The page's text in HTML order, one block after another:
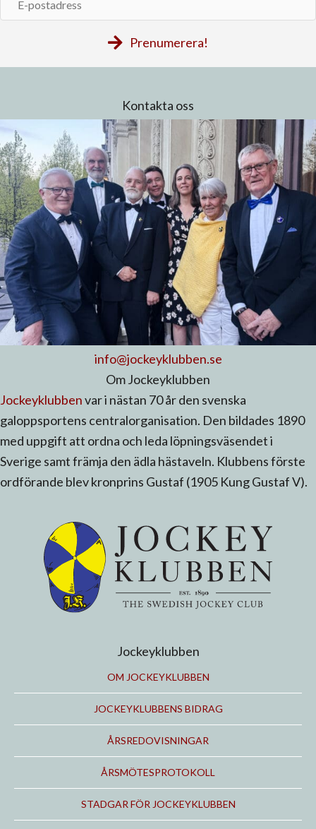
postadress
Prenumerera!
Kontakta oss
info@jockeyklubben.se
Om Jockeyklubben
Jockeyklubbenvar i nästan 70 år den svenska
galoppsportens centralorganisation. Den bildades 1890
med uppgift att ordna och leda löpningsväsendet i
Sverige samt främja den ädla hästaveln. Klubbens förste
ordförande blev kronprins Gustaf (1905 Kung Gustaf V).
Jockeyklubben
OM JOCKEYKLUBBEN
JOCKEYKLUBBENS BIDRAG
ÅRSREDOVISNINGAR
ÅRSMÖTESPROTOKOLL
STADGAR FÖR JOCKEYKLUBBEN